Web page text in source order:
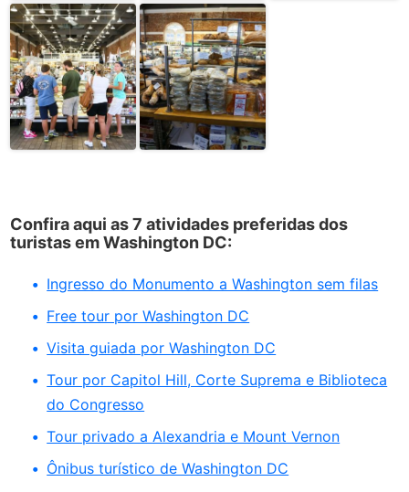
Confira aqui as 7 atividades preferidas dos
turistas em Washington DC:
Ingresso do Monumento a Washington sem filas
Free tour por Washington DC
Visita guiada por Washington DC
Tour por Capitol Hill, Corte Suprema e Biblioteca
do Congresso
Tour privado a Alexandria e Mount Vernon
Ônibus turístico de Washington DC